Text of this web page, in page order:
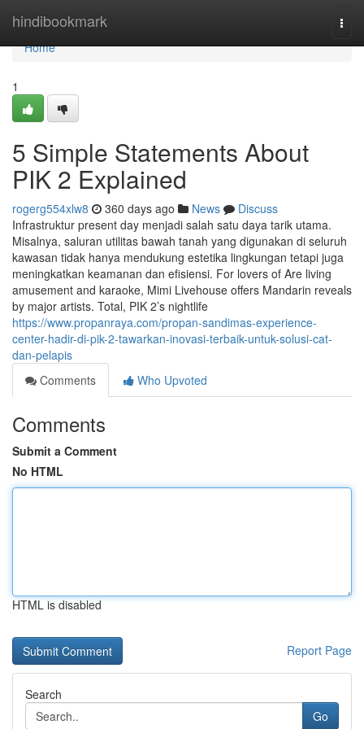
hindibookmark
Home
Home
1
5 Simple Statements About
PIK 2 Explained
rogerg554xlw8 360 days ago News
Discuss
Infrastruktur present day menjadi salah satu daya tarik utama.
Misalnya, saluran utilitas bawah tanah yang digunakan di seluruh
kawasan tidak hanya mendukung estetika lingkungan tetapi juga
meningkatkan keamanan dan efisiensi. For lovers of Are living
amusement and karaoke, Mimi Livehouse offers Mandarin reveals
by major artists. Total, PIK 2’s nightlife
https://www.propanraya.com/propan-sandimas-experience-
center-hadir-di-pik-2-tawarkan-inovasi-terbaik-untuk-solusi-cat-
dan-pelapis
Comments
Who Upvoted
Comments
Submit a Comment
No HTML
HTML is disabled
Report Page
Search
Go